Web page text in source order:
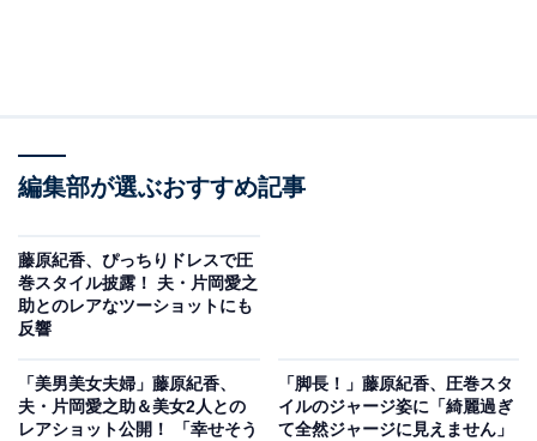
編集部が選ぶおすすめ記事
藤原紀香、ぴっちりドレスで圧
巻スタイル披露！ 夫・片岡愛之
助とのレアなツーショットにも
反響
「美男美女夫婦」藤原紀香、
夫・片岡愛之助＆美女2人との
レアショット公開！ 「幸せそう
「脚長！」藤原紀香、圧巻スタ
イルのジャージ姿に「綺麗過ぎ
て全然ジャージに見えません」